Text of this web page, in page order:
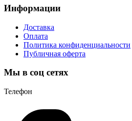
Информации
Доставка
Оплата
Политика конфиденциальности
Публичная оферта
Мы в соц сетях
Телефон